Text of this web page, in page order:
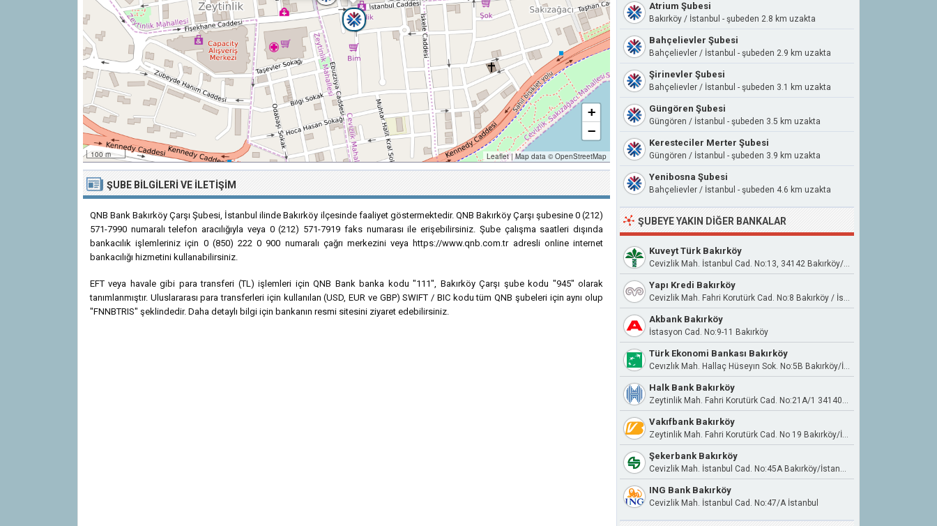
100 m
+
−
Leaflet |Map data © OpenStreetMap
ŞUBE BILGILERI VE İLETIŞIM
QNB Bank Bakırköy Çarşı Şubesi, İstanbul ilinde Bakırköy ilçesinde faaliyet göstermektedir. QNB Bakırköy Çarşı şubesine 0 (212)
571-7990 numaralı telefon aracılığıyla veya 0 (212) 571-7919 faks numarası ile erişebilirsiniz. Şube çalışma saatleri dışında
bankacılık işlemleriniz için 0 (850) 222 0 900 numaralı çağrı merkezini veya https://www.qnb.com.tr adresli online internet
bankacılığı hizmetini kullanabilirsiniz.
EFT veya havale gibi para transferi (TL) işlemleri için QNB Bank banka kodu "111", Bakırköy Çarşı şube kodu "945" olarak
tanımlanmıştır. Uluslararası para transferleri için kullanılan (USD, EUR ve GBP) SWIFT / BIC kodu tüm QNB şubeleri için aynı olup
"FNNBTRIS" şeklindedir. Daha detaylı bilgi için bankanın resmi sitesini ziyaret edebilirsiniz.
Atrium Şubesi
Bakırköy / İstanbul - şubeden 2.8 km uzakta
Bahçelievler Şubesi
Bahçelievler / İstanbul - şubeden 2.9 km uzakta
Şirinevler Şubesi
Bahçelievler / İstanbul - şubeden 3.1 km uzakta
Güngören Şubesi
Güngören / İstanbul - şubeden 3.5 km uzakta
Keresteciler Merter Şubesi
Güngören / İstanbul - şubeden 3.9 km uzakta
Yenibosna Şubesi
Bahçelievler / İstanbul - şubeden 4.6 km uzakta
ŞUBEYE YAKIN DIĞER BANKALAR
Kuveyt Türk Bakırköy
Cevizlik Mah. İstanbul Cad. No:13, 34142 Bakırköy/İstanbul
Yapı Kredi Bakırköy
Cevizlik Mah. Fahri Korutürk Cad. No:8 Bakırköy / İstanbul
Akbank Bakırköy
İstasyon Cad. No:9-11 Bakırköy
Türk Ekonomi Bankası Bakırköy
Cevızlık Mah. Hallaç Hüseyın Sok. No:5B Bakırköy/İstanbul
Halk Bank Bakırköy
Zeytinlik Mah. Fahri Korutürk Cad. No:21A/1 34140 Bakırköy
Vakıfbank Bakırköy
Zeytinlik Mah. Fahri Korutürk Cad. No 19 Bakırköy/İstanbul
Şekerbank Bakırköy
Cevizlik Mah. İstanbul Cad. No:45A Bakırköy/İstanbul
ING Bank Bakırköy
Cevizlik Mah. İstanbul Cad. No:47/A İstanbul